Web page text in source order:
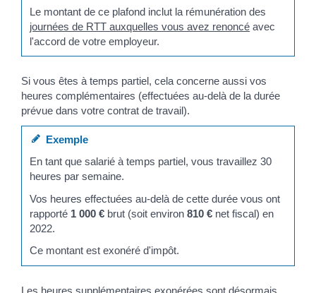
Le montant de ce plafond inclut la rémunération des
journées de RTT auxquelles vous avez renoncé avec
l'accord de votre employeur.
Si vous êtes à temps partiel, cela concerne aussi vos
heures complémentaires (effectuées au-delà de la durée
prévue dans votre contrat de travail).
Exemple
En tant que salarié à temps partiel, vous travaillez 30
heures par semaine.
Vos heures effectuées au-delà de cette durée vous ont
rapporté 1 000 € brut (soit environ810 € net fiscal) en
2022.
Ce montant est exonéré d'impôt.
Les heures supplémentaires exonérées sont désormais